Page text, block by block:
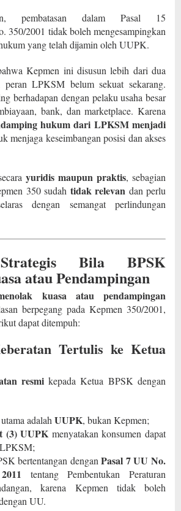
pembatasan dalam Pasal 15
350/2001 tidak boleh mengesampingkan
yang telah dijamin oleh UUPK.
Kepmen ini disusun lebih dari dua
LPKSM belum sekuat sekarang.
berhadapan dengan pelaku usaha besar
bank, dan marketplace. Karena
hukum dari LPKSM menjadi
menjaga keseimbangan posisi dan akses
yuridis maupun praktis, sebagian
350 sudah tidak relevan dan perlu
dengan semangat perlindungan
Bila BPSK
atau Pendampingan
kuasa atau pendampingan
berpegang pada Kepmen 350/2001,
dapat ditempuh:
Tertulis ke Ketua
resmikepada Ketua BPSK dengan
adalahUUPK, bukan Kepmen;
(3) UUPKmenyatakan konsumen dapat
bertentangan denganPasal 7 UU No.
tentang Pembentukan Peraturan
karena Kepmen tidak boleh
UU.